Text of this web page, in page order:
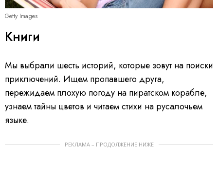
Getty Images
Книги
Мы выбрали шесть историй, которые зовут на поиски
приключений. Ищем пропавшего друга,
пережидаем плохую погоду на пиратском корабле,
узнаем тайны цветов и читаем стихи на русалочьем
языке.
РЕКЛАМА – ПРОДОЛЖЕНИЕ НИЖЕ